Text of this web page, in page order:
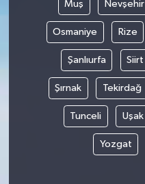
Muş Nevşehir
Osmaniye Rize
Şanlıurfa Siirt
Şırnak Tekirdağ
Tunceli Uşak
Yozgat